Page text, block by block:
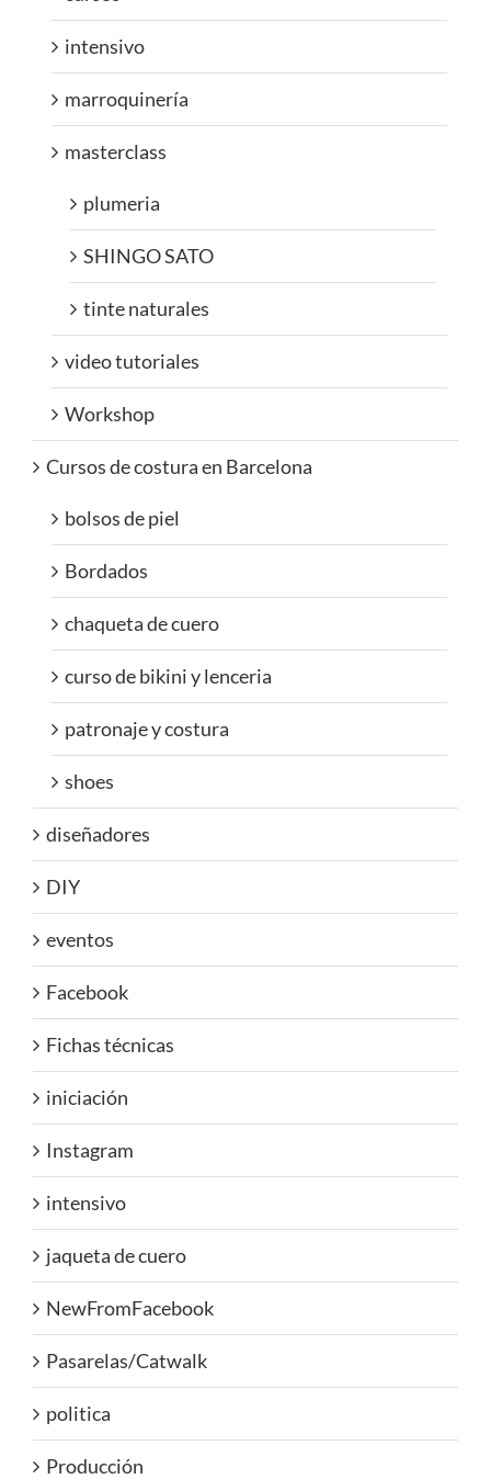
intensivo
marroquinería
masterclass
plumeria
SHINGO SATO
tinte naturales
video tutoriales
Workshop
Cursos de costura en Barcelona
bolsos de piel
Bordados
chaqueta de cuero
curso de bikini y lenceria
patronaje y costura
shoes
diseñadores
DIY
eventos
Facebook
Fichas técnicas
iniciación
Instagram
intensivo
jaqueta de cuero
NewFromFacebook
Pasarelas/Catwalk
politica
Producción